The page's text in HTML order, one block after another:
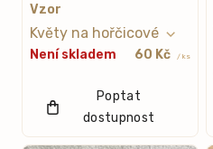
Vzor
Není skladem 60 Kč / ks
Poptat
dostupnost